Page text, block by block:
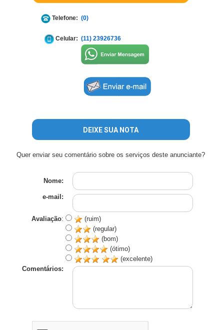
Telefone: (0)
Celular: (11) 23926736
DEIXE SUA NOTA
Quer enviar seu comentário sobre os serviços deste anunciante?
Nome:
e-mail:
Avaliação:
(ruim)
(regular)
(bom)
(ótimo)
(excelente)
Comentários: